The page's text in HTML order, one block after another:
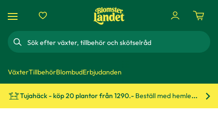
Sök
VäxterTillbehörBlombudErbjudanden
Tujahäck - köp 20 plantor från 1290.- Beställ med hemleverans!